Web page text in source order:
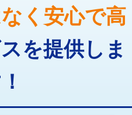
現場見積
・修
業）
33,000円
8,800円～
キ
13,200円+材料費
く安心で高
を提供しま